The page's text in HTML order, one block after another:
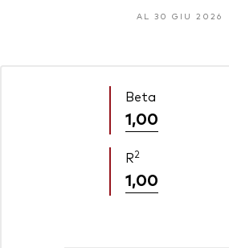
AL 30 GIU 2026
Beta
1,00
R2
1,00